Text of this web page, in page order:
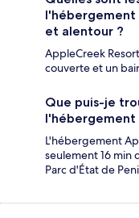
l'hébergement
et alentour ?
AppleCreek
couverte et un
Que puis-je
l'hébergement
L'hébergement
seulement 16 min
Parc d'État de